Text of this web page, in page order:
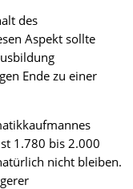
des
Aspekt sollte
Ende zu einer
1.780 bis 2.000
nicht bleiben.